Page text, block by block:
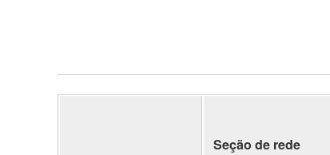
Seção de rede